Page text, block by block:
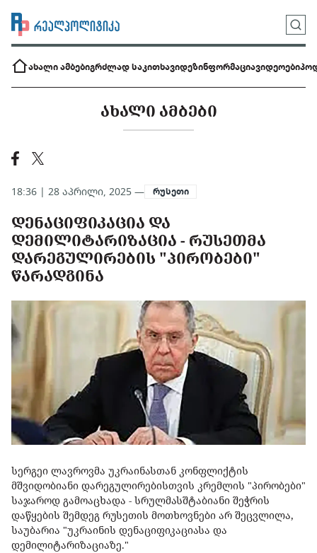
ახალი ამბებიგრძლად საკითხავიდეზინფორმაციავიდეოები
ᲐᲮᲐᲚᲘ ᲐᲛᲑᲔᲑᲘ
18:36 | 28 აპრილი, 2025 — რუსეთი
ᲓᲔᲜᲐᲪᲘᲤᲘᲙᲐᲪᲘᲐ ᲓᲐ
ᲓᲔᲛᲘᲚᲘᲢᲐᲠᲘᲖᲐᲪᲘᲐ - ᲠᲣᲡᲔᲗᲛᲐ
ᲓᲐᲠᲔᲒᲣᲚᲘᲠᲔᲑᲘᲡ "ᲞᲘᲠᲝᲑᲔᲑᲘ"
ᲬᲐᲠᲐᲓᲒᲘᲜᲐ
სერგეი ლავროვმა უკრაინასთან კონფლიქტის
მშვიდობიანი დარეგულირებისთვის კრემლის "პირობები"
საჯაროდ გამოაცხადა - სრულმასშტაბიანი შეჭრის
დაწყების შემდეგ რუსეთის მოთხოვნები არ შეცვლილა,
საუბარია "უკრაინის დენაციფიკაციასა და
დემილიტარიზაციაზე."